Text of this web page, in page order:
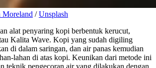
Moreland /Unsplash
alat penyaring kopi berbentuk kerucut,
Kalita Wave. Kopi yang sudah digiling
di dalam saringan, dan air panas kemudian
lahan di atas kopi. Keunikan dari metode ini